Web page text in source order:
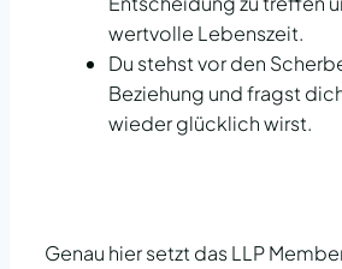
wertvolle Lebenszeit.
Du stehst vor den
Beziehung und fragst
wieder glücklich wirst.
Genau hier setzt das LLP